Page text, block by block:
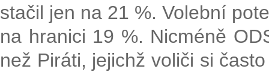
stačil jen na 21 %. Volební
na hranici 19 %. Nicméně
než Piráti, jejichž voliči si